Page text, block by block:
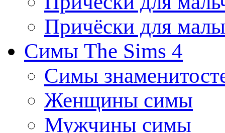
Причёски для
Симы The Sims 4
Симы
Женщины симы
Мужчины симы